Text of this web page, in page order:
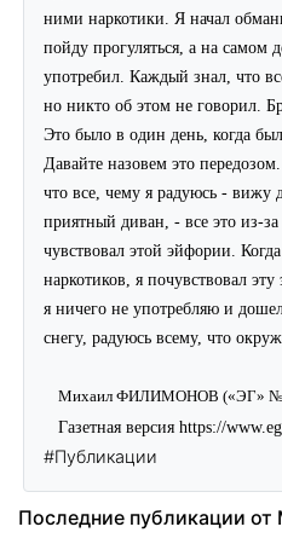
ними наркотики. Я начал
пойду прогуляться, а на самом
употребил. Каждый знал, что
но никто об этом не говорил.
Это было в один день, когда
Давайте назовем это
что все, чему я радуюсь - вижу
приятный диван, - все это из-
чувствовал этой эйфории.
наркотиков, я почувствовал
я ничего не употребляю и
снегу, радуюсь всему, что
Михаил ФИЛИМОНОВ («ЭГ» №
Газетная версия https://
#Публикации
Последние публикации